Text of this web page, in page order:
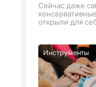
Сейчас даже
открыли для
Инструменты